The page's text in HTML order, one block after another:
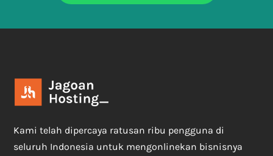
Kami telah dipercaya ratusan ribu pengguna di
seluruh Indonesia untuk mengonlinekan bisnisnya